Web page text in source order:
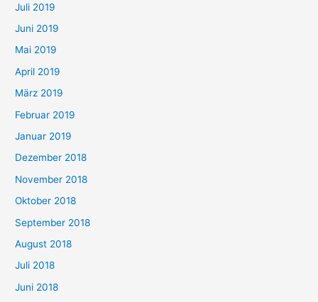
Juli 2019
Juni 2019
Mai 2019
April 2019
März 2019
Februar 2019
Januar 2019
Dezember 2018
November 2018
Oktober 2018
September 2018
August 2018
Juli 2018
Juni 2018